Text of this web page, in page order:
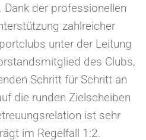
der professionellen
zahlreicher
unter der Leitung
des Clubs,
Schritt für Schritt an
die runden Zielscheiben
ist sehr
im Regelfall 1:2.